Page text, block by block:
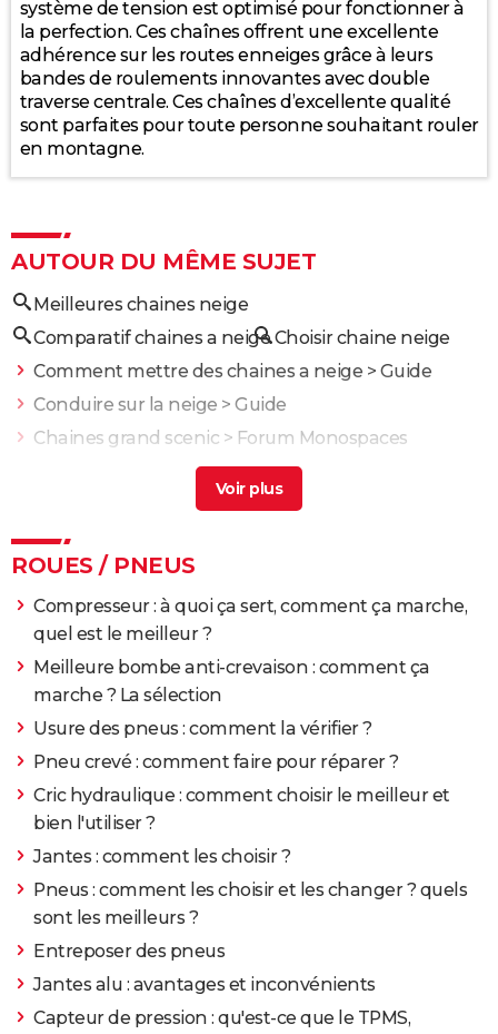
2025
40
50
60
système de tension est optimisé pour fonctionner à
la perfection. Ces chaînes offrent une excellente
adhérence sur les routes enneiges grâce à leurs
bandes de roulements innovantes avec double
traverse centrale. Ces chaînes d’excellente qualité
sont parfaites pour toute personne souhaitant rouler
en montagne.
AUTOUR DU MÊME SUJET
Meilleures chaines neige
Comparatif chaines a neige Choisir chaine neige
Comment mettre des chaines a neige > Guide
Conduire sur la neige > Guide
Chaines grand scenic > Forum Monospaces
Region pneu neige obligatoire> Guide
ROUES / PNEUS
Compresseur : à quoi ça sert, comment ça marche,
quel est le meilleur ?
Meilleure bombe anti-crevaison : comment ça
marche ? La sélection
Usure des pneus : comment la vérifier ?
Pneu crevé : comment faire pour réparer ?
Cric hydraulique : comment choisir le meilleur et
bien l'utiliser ?
Jantes : comment les choisir ?
Pneus : comment les choisir et les changer ? quels
sont les meilleurs ?
Entreposer des pneus
Jantes alu : avantages et inconvénients
Capteur de pression : qu'est-ce que le TPMS,